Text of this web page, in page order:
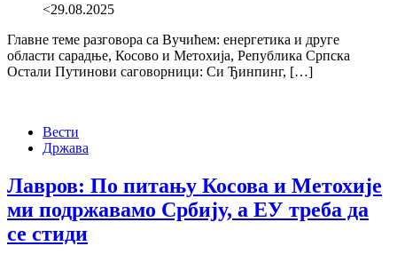
<29.08.2025
Главне теме разговора са Вучићем: енергетика и друге
области сарадње, Косово и Метохија, Република Српска
Остали Путинови саговорници: Си Ђинпинг, […]
Вести
Држава
Лавров: По питању Косова и Метохије
ми подржавамо Србију, а ЕУ треба да
се стиди